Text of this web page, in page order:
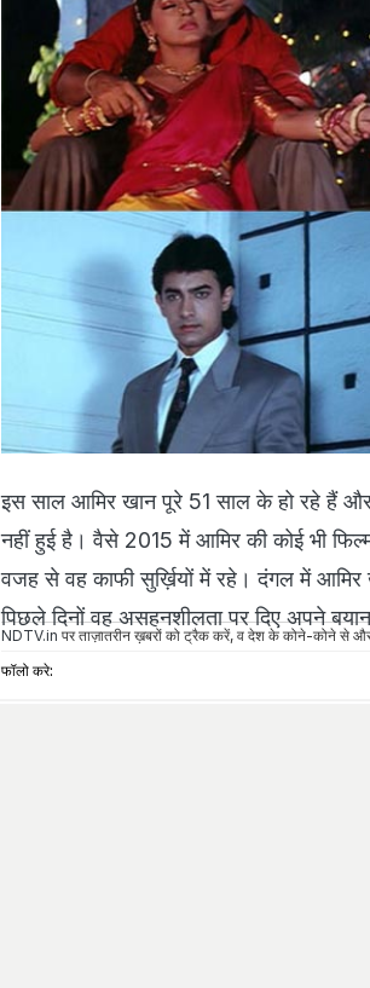
इस साल आमिर खान पूरे 51 साल के हो रहे
नहीं हुई है। वैसे 2015 में आमिर की कोई भी
वजह से वह काफी सुर्ख़ियों में रहे। दंगल में आमिर
पिछले दिनों वह असहनशीलता पर दिए अपने
NDTV.in पर ताज़ातरीन ख़बरों को ट्रैक करें, व देश के कोने-कोने से
फॉलो करे: